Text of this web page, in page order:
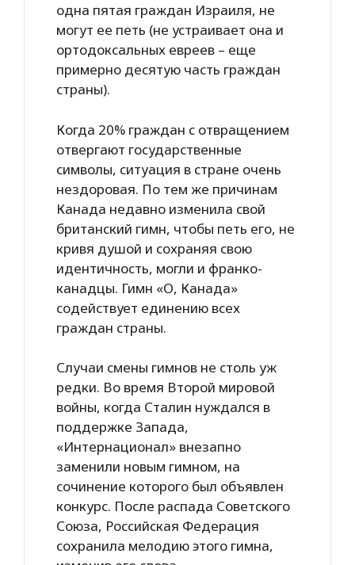
одна пятая граждан Израиля, не
могут ее петь (не устраивает она и
ортодоксальных евреев – еще
примерно десятую часть граждан
страны).
Когда 20% граждан с отвращением
отвергают государственные
символы, ситуация в стране очень
нездоровая. По тем же причинам
Канада недавно изменила свой
британский гимн, чтобы петь его, не
кривя душой и сохраняя свою
идентичность, могли и франко-
канадцы. Гимн «О, Канада»
содействует единению всех
граждан страны.
Случаи смены гимнов не столь уж
редки. Во время Второй мировой
войны, когда Сталин нуждался в
поддержке Запада,
«Интернационал» внезапно
заменили новым гимном, на
сочинение которого был объявлен
конкурс. После распада Советского
Союза, Российская Федерация
сохранила мелодию этого гимна,